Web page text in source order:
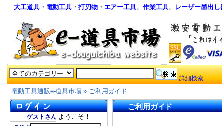
大工道具 ・ 電動工具 ・ 打刃物 ・ エアー工具、 作業工具、 レーザー墨出し
詳細検索
電動工具通販e-道具市場 » ご利用ガイド
ゲストさん ようこそ！
ご利用ガイド